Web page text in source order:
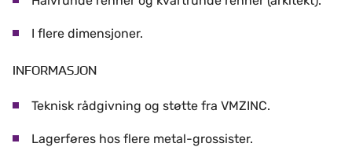
I flere dimensjoner.
INFORMASJON
Teknisk rådgivning og støtte fra VMZINC.
Lagerføres hos flere metal-grossister.